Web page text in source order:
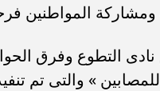
ومشاركة المواطنين
التطوع وفرق
للمصابين » والتى تم